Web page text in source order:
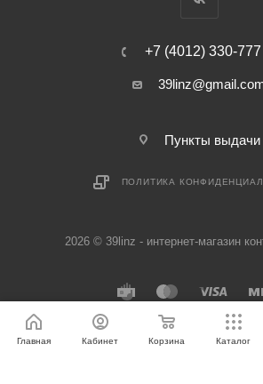
+7 (4012) 330-777
Пункты выдачи
ПОЛИТИКА
2026 © 39linz - интернет-магазин
Главная Кабинет Корзина Каталог